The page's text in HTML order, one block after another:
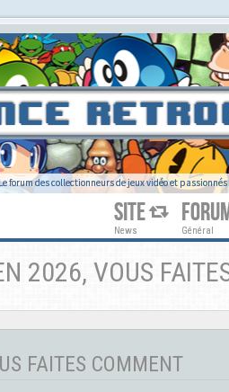
forum des collectionneurs de jeux vidéo et
SITE
News Général
2026, VOUS
FAITES COMMENT